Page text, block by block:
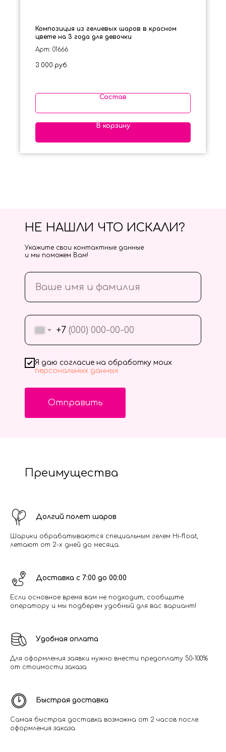
Композиция из гелиевых шаров в красном
цвете на 3 года для девочки
Арт: 01666
3 000 руб.
Состав
В корзину
+7
Я даю согласие на обработку моих
персональных данных
Отправить
НЕ НАШЛИ ЧТО ИСКАЛИ?
Укажите свои контактные данные
и мы поможем Вам!
Преимущества
Долгий полет шаров
Шарики обрабатываются специальным гелем Hi-float,
летают от 2-х дней до месяца.
Доставка с 7:00 до 00:00
Если основное время вам не подходит, сообщите
оператору и мы подберем удобный для вас вариант!
Удобная оплата
Для оформления заявки нужно внести предоплату 50-100%
от стоимости заказа
Быстрая доставка
Самая быстрая доставка возможна от 2 часов после
оформления заказа.